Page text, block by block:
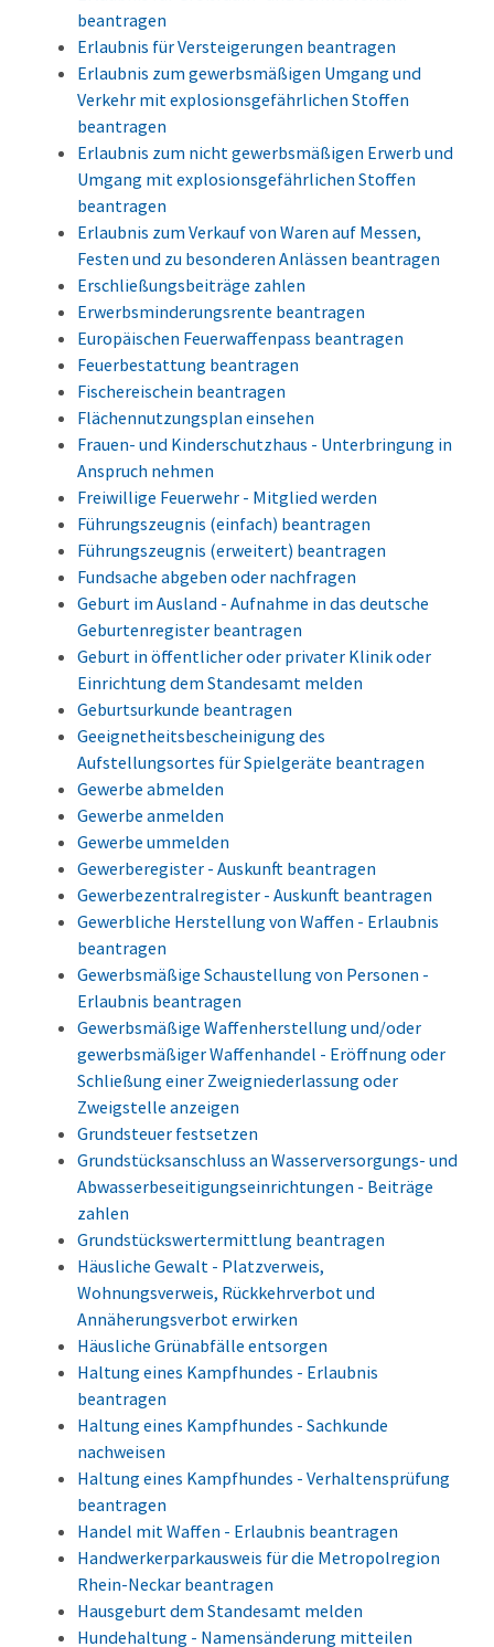
beantragen
Erlaubnis für Versteigerungen beantragen
Erlaubnis zum gewerbsmäßigen Umgang und
Verkehr mit explosionsgefährlichen Stoffen
beantragen
Erlaubnis zum nicht gewerbsmäßigen Erwerb und
Umgang mit explosionsgefährlichen Stoffen
beantragen
Erlaubnis zum Verkauf von Waren auf Messen,
Festen und zu besonderen Anlässen beantragen
Erschließungsbeiträge zahlen
Erwerbsminderungsrente beantragen
Europäischen Feuerwaffenpass beantragen
Feuerbestattung beantragen
Fischereischein beantragen
Flächennutzungsplan einsehen
Frauen- und Kinderschutzhaus - Unterbringung in
Anspruch nehmen
Freiwillige Feuerwehr - Mitglied werden
Führungszeugnis (einfach) beantragen
Führungszeugnis (erweitert) beantragen
Fundsache abgeben oder nachfragen
Geburt im Ausland - Aufnahme in das deutsche
Geburtenregister beantragen
Geburt in öffentlicher oder privater Klinik oder
Einrichtung dem Standesamt melden
Geburtsurkunde beantragen
Geeignetheitsbescheinigung des
Aufstellungsortes für Spielgeräte beantragen
Gewerbe abmelden
Gewerbe anmelden
Gewerbe ummelden
Gewerberegister - Auskunft beantragen
Gewerbezentralregister - Auskunft beantragen
Gewerbliche Herstellung von Waffen - Erlaubnis
beantragen
Gewerbsmäßige Schaustellung von Personen -
Erlaubnis beantragen
Gewerbsmäßige Waffenherstellung und/oder
gewerbsmäßiger Waffenhandel - Eröffnung oder
Schließung einer Zweigniederlassung oder
Zweigstelle anzeigen
Grundsteuer festsetzen
Grundstücksanschluss an Wasserversorgungs- und
Abwasserbeseitigungseinrichtungen - Beiträge
zahlen
Grundstückswertermittlung beantragen
Häusliche Gewalt - Platzverweis,
Wohnungsverweis, Rückkehrverbot und
Annäherungsverbot erwirken
Häusliche Grünabfälle entsorgen
Haltung eines Kampfhundes - Erlaubnis
beantragen
Haltung eines Kampfhundes - Sachkunde
nachweisen
Haltung eines Kampfhundes - Verhaltensprüfung
beantragen
Handel mit Waffen - Erlaubnis beantragen
Handwerkerparkausweis für die Metropolregion
Rhein-Neckar beantragen
Hausgeburt dem Standesamt melden
Hundehaltung - Namensänderung mitteilen